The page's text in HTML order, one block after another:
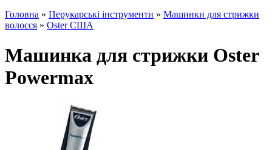
Головна » Перукарські інструменти » Машинки для стрижки
волосся » Oster США
Машинка для стрижки Oster
Powermax